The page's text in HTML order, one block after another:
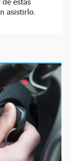
asistirlo.